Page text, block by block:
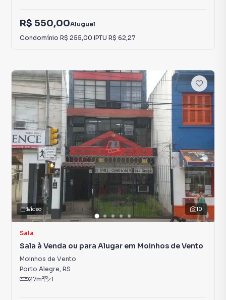
R$ 550,00Aluguel
Condomínio R$ 255,00·IPTU R$ 62,27
10
Vídeo
Sala
Sala à Venda ou para Alugar em Moinhos de Vento
Moinhos de Vento
Porto Alegre, RS
27m² 1